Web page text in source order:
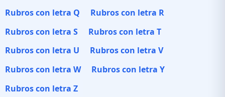
Rubros con letra Q
Rubros con letra R
Rubros con letra S
Rubros con letra T
Rubros con letra U
Rubros con letra V
Rubros con letra W
Rubros con letra Y
Rubros con letra Z